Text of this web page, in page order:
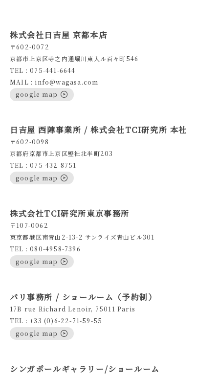
株式会社日吉屋 京都本店
〒602-0072
京都市上京区寺之内通堀川東入ル百々町546
TEL : 075-441-6644
MAIL : info@wagasa.com
google map
日吉屋 西陣事業所 / 株式会社TCI研究所 本社
〒602-0098
京都府京都市上京区竪社北半町203
TEL : 075-432-8751
google map
株式会社TCI研究所東京事務所
〒107-0062
東京都港区南青山2-13-2 サンライズ青山ビル301
TEL : 080-4958-7396
google map
パリ事務所 / ショールーム（予約制）
17B rue Richard Lenoir, 75011 Paris
TEL : +33 (0)6-22-71-59-55
google map
シンガポールギャラリー/ショールーム